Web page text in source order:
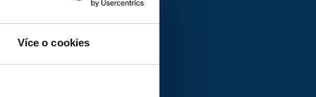
Více o cookies